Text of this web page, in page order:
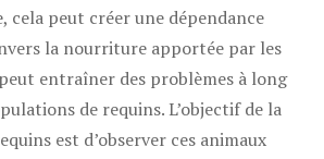
cela peut créer une dépendance
la nourriture apportée par les
entraîner des problèmes à long
de requins. L’objectif de la
est d’observer ces animaux